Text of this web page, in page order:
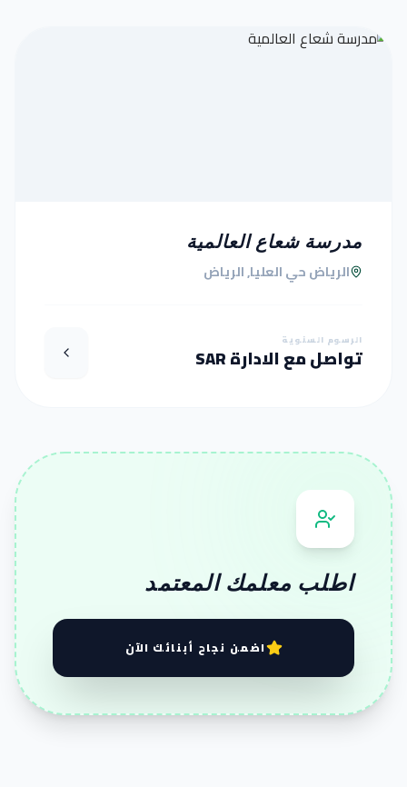
مدرسة شعاع العالمية
الرياض حي العليا, الرياض
الرسوم السنوية
تواصل مع الادارة SAR
اطلب معلمك المعتمد
اضمن نجاح أبنائك الآن